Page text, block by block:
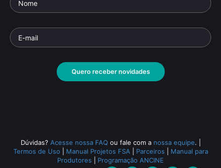
Quero receber novidades
Dúvidas? Acesse nossa FAQ ou fale com a nossa equipe.
Termos de Uso
Manual Projetos FSA Parceiros
Manual para
Produtores
Programação ANCINE